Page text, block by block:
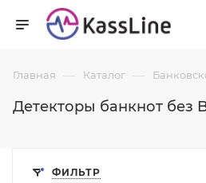
Главная — Каталог —
Детекторы банкнот без
ФИЛЬТР